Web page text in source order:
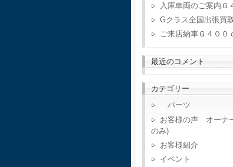
入庫車両のご案内Ｇ
Gクラス全国出張買取
ご来店納車Ｇ４００
最近のコメント
カテゴリー
パーツ
お客様の声 オーナ
のみ)
お客様紹介
イベント